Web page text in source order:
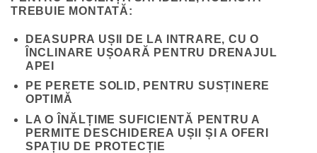
TREBUIE MONTATĂ:
DEASUPRA UȘII DE LA INTRARE, CU O
ÎNCLINARE UȘOARĂ PENTRU DRENAJUL
APEI
PE PERETE SOLID, PENTRU SUSȚINERE
OPTIMĂ
LA O ÎNĂLȚIME SUFICIENTĂ PENTRU A
PERMITE DESCHIDEREA UȘII ȘI A OFERI
SPAȚIU DE PROTECȚIE